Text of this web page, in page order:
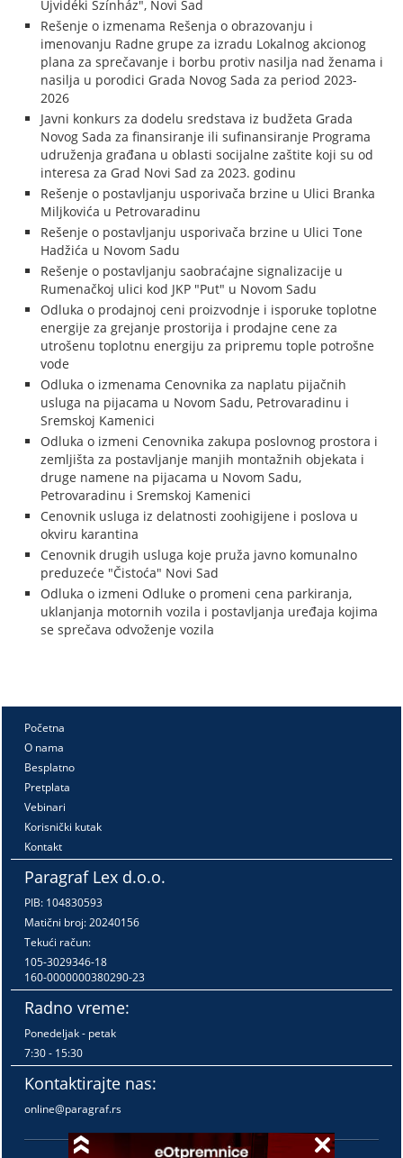
Újvidéki Színház", Novi Sad
Rešenje o izmenama Rešenja o obrazovanju i
imenovanju Radne grupe za izradu Lokalnog akcionog
plana za sprečavanje i borbu protiv nasilja nad ženama i
nasilja u porodici Grada Novog Sada za period 2023-
2026
Javni konkurs za dodelu sredstava iz budžeta Grada
Novog Sada za finansiranje ili sufinansiranje Programa
udruženja građana u oblasti socijalne zaštite koji su od
interesa za Grad Novi Sad za 2023. godinu
Rešenje o postavljanju usporivača brzine u Ulici Branka
Miljkovića u Petrovaradinu
Rešenje o postavljanju usporivača brzine u Ulici Tone
Hadžića u Novom Sadu
Rešenje o postavljanju saobraćajne signalizacije u
Rumenačkoj ulici kod JKP "Put" u Novom Sadu
Odluka o prodajnoj ceni proizvodnje i isporuke toplotne
energije za grejanje prostorija i prodajne cene za
utrošenu toplotnu energiju za pripremu tople potrošne
vode
Odluka o izmenama Cenovnika za naplatu pijačnih
usluga na pijacama u Novom Sadu, Petrovaradinu i
Sremskoj Kamenici
Odluka o izmeni Cenovnika zakupa poslovnog prostora i
zemljišta za postavljanje manjih montažnih objekata i
druge namene na pijacama u Novom Sadu,
Petrovaradinu i Sremskoj Kamenici
Cenovnik usluga iz delatnosti zoohigijene i poslova u
okviru karantina
Cenovnik drugih usluga koje pruža javno komunalno
preduzeće "Čistoća" Novi Sad
Odluka o izmeni Odluke o promeni cena parkiranja,
uklanjanja motornih vozila i postavljanja uređaja kojima
se sprečava odvoženje vozila
Početna
O nama
Besplatno
Pretplata
Vebinari
Korisnički kutak
Kontakt
Paragraf Lex d.o.o.
PIB: 104830593
Matični broj: 20240156
Tekući račun:
105-3029346-18
160-0000000380290-23
Radno vreme:
Ponedeljak - petak
7:30 - 15:30
Kontaktirajte nas:
online@paragraf.rs